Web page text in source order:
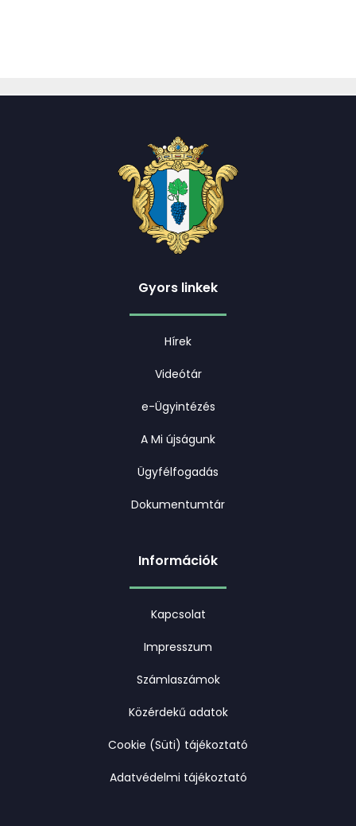
Gyors linkek
Hírek
Videótár
e-Ügyintézés
A Mi újságunk
Ügyfélfogadás
Dokumentumtár
Információk
Kapcsolat
Impresszum
Számlaszámok
Közérdekű adatok
Cookie (Süti) tájékoztató
Adatvédelmi tájékoztató